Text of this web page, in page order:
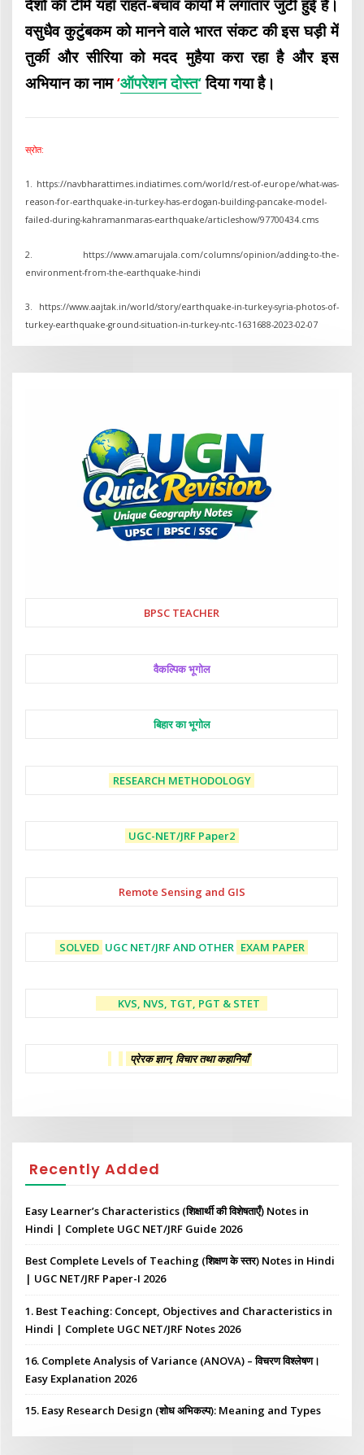
देशों की टीमें यहाँ राहत-बचाव कार्यों में लगातार जुटी हुई हैं।
वसुधैव कुटुंबकम को मानने वाले भारत संकट की इस घड़ी में
तुर्की और सीरिया को मदद मुहैया करा रहा है और इस
अभियान का नाम‘ऑपरेशन दोस्त‘दिया गया है।
स्रोत:
1. https://navbharattimes.indiatimes.com/world/rest-of-europe/what-was-
reason-for-earthquake-in-turkey-has-erdogan-building-pancake-model-
failed-during-kahramanmaras-earthquake/articleshow/97700434.cms
2. https://www.amarujala.com/columns/opinion/adding-to-the-
environment-from-the-earthquake-hindi
3. https://www.aajtak.in/world/story/earthquake-in-turkey-syria-photos-of-
turkey-earthquake-ground-situation-in-turkey-ntc-1631688-2023-02-07
BPSC TEACHER
वैकल्पिक भूगोल
बिहार का भूगोल
RESEARCH METHODOLOGY
UGC-NET/JRF Paper2
Remote Sensing and GIS
SOLVED UGC NET/JRF AND OTHER EXAM PAPER
KVS, NVS, TGT, PGT & STET
प्रेरक ज्ञान, विचार तथा कहानियाँ
Recently Added
Easy Learner’s Characteristics (शिक्षार्थी की विशेषताएँ) Notes in
Hindi | Complete UGC NET/JRF Guide 2026
Best Complete Levels of Teaching (शिक्षण के स्तर) Notes in Hindi
| UGC NET/JRF Paper-I 2026
1. Best Teaching: Concept, Objectives and Characteristics in
Hindi | Complete UGC NET/JRF Notes 2026
16. Complete Analysis of Variance (ANOVA) – विचरण विश्लेषण।
Easy Explanation 2026
15. Easy Research Design (शोध अभिकल्प): Meaning and Types